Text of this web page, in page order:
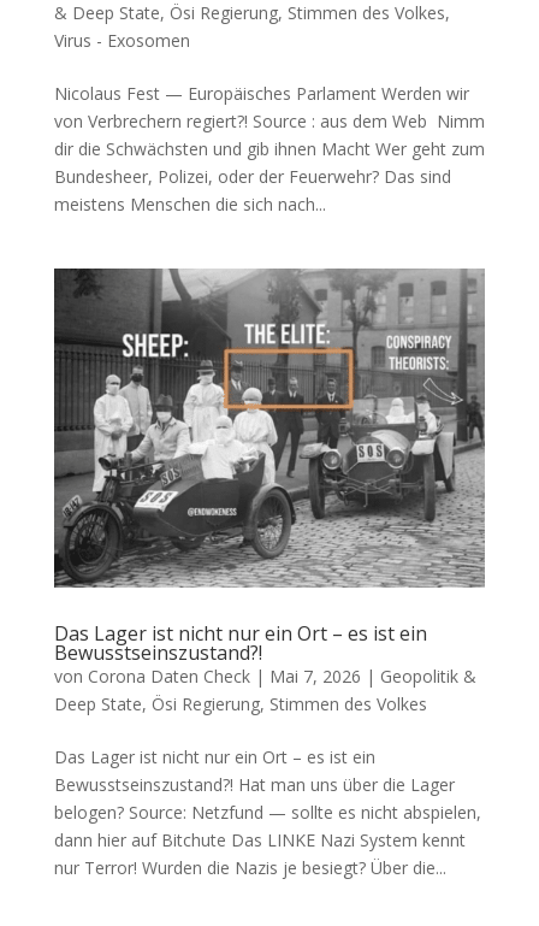
& Deep State, Ösi Regierung, Stimmen des Volkes,
Virus - Exosomen
Nicolaus Fest — Europäisches Parlament Wer­den wir
von Ver­bre­chern regiert?! Source : aus dem Web Nimm
dir die Schwächs­ten und gib ihnen Macht Wer geht zum
Bun­des­heer, Poli­zei, oder der Feu­er­wehr? Das sind
meis­tens Men­schen die sich nach...
Das Lager ist nicht nur ein Ort – es ist ein
Bewusstseinszustand?!
von Corona Daten Check| Mai 7, 2026 | Geopolitik &
Deep State, Ösi Regierung, Stimmen des Volkes
Das Lager ist nicht nur ein Ort – es ist ein
Bewusstseinszustand?! Hat man uns über die Lager
belogen? Source: Netz­fund — soll­te es nicht abspie­len,
dann hier auf Bitchute Das LINKE Nazi Sys­tem kennt
nur Terror! Wur­den die Nazis je besiegt? Über die...